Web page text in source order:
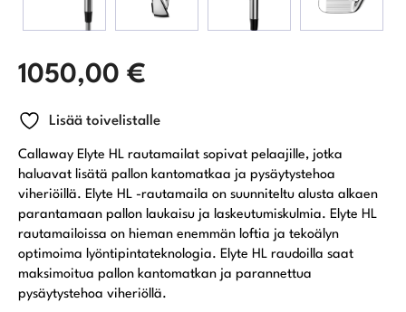
1050,00 €
Lisää toivelistalle
Callaway Elyte HL rautamailat sopivat pelaajille, jotka
haluavat lisätä pallon kantomatkaa ja pysäytystehoa
viheriöillä. Elyte HL -rautamaila on suunniteltu alusta alkaen
parantamaan pallon laukaisu ja laskeutumiskulmia. Elyte HL
rautamailoissa on hieman enemmän loftia ja tekoälyn
optimoima lyöntipintateknologia. Elyte HL raudoilla saat
maksimoitua pallon kantomatkan ja parannettua
pysäytystehoa viheriöllä.